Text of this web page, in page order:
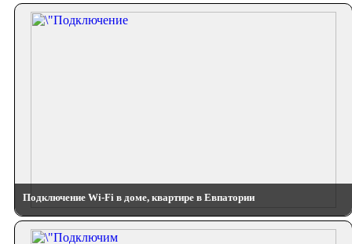
Подключение Wi-Fi в доме, квартире в Евпатории